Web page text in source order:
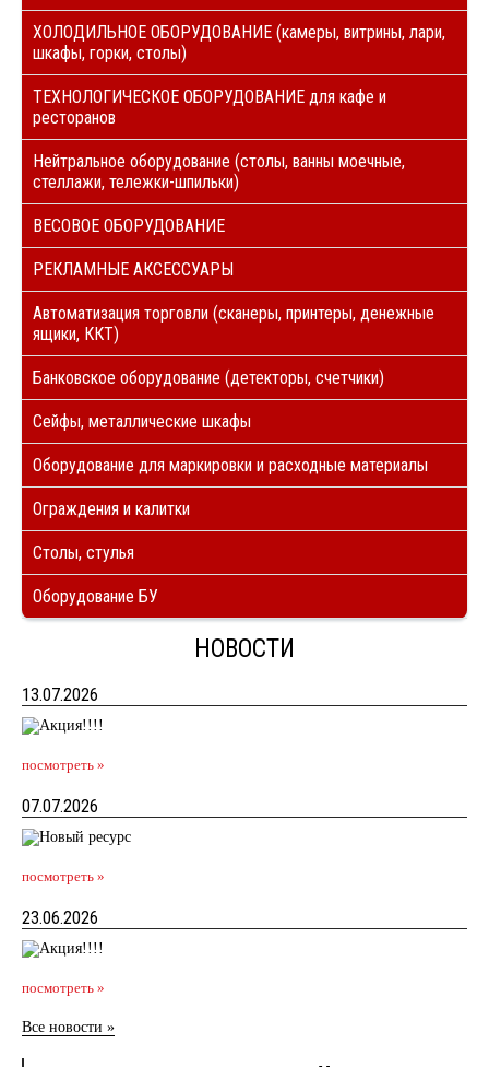
ХОЛОДИЛЬНОЕ ОБОРУДОВАНИЕ (камеры, витрины, лари,
шкафы, горки, столы)
ТЕХНОЛОГИЧЕСКОЕ ОБОРУДОВАНИЕ для кафе и
ресторанов
Нейтральное оборудование (столы, ванны моечные,
стеллажи, тележки-шпильки)
ВЕСОВОЕ ОБОРУДОВАНИЕ
РЕКЛАМНЫЕ АКСЕССУАРЫ
Автоматизация торговли (сканеры, принтеры, денежные
ящики, ККТ)
Банковское оборудование (детекторы, счетчики)
Сейфы, металлические шкафы
Оборудование для маркировки и расходные материалы
Ограждения и калитки
Столы, стулья
Оборудование БУ
НОВОСТИ
13.07.2026
посмотреть »
07.07.2026
посмотреть »
23.06.2026
посмотреть »
Все новости »